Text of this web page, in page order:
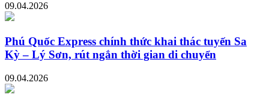
09.04.2026
Phú Quốc Express chính thức khai thác tuyến Sa
Kỳ – Lý Sơn, rút ngắn thời gian di chuyển
09.04.2026